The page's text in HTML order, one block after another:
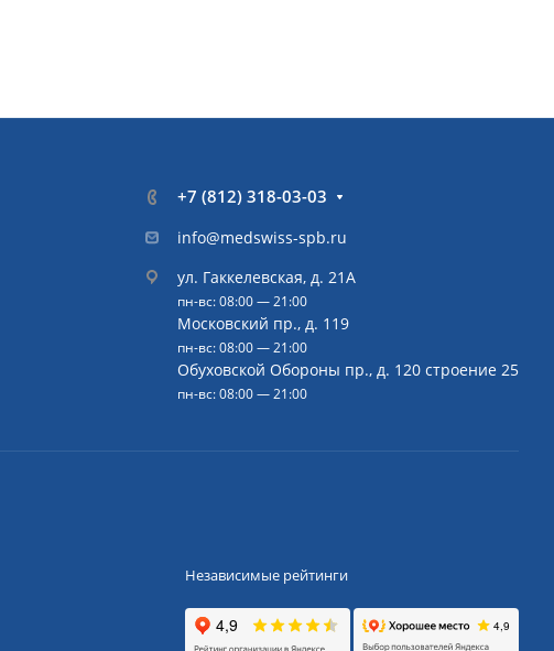
+7 (812) 318-03-03
info@medswiss-spb.ru
ул. Гаккелевская, д. 21А
пн-вс: 08:00 — 21:00
Московский пр., д. 119
пн-вс: 08:00 — 21:00
Обуховской Обороны пр., д. 120 строение 25
пн-вс: 08:00 — 21:00
Независимые рейтинги